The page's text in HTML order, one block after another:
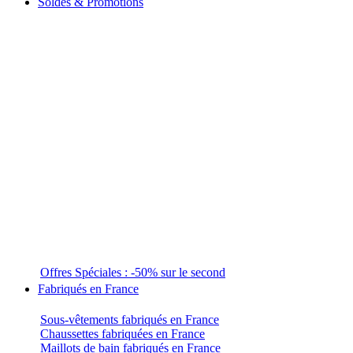
Offres Spéciales : -50% sur le second
Fabriqués en France
Sous-vêtements fabriqués en France
Chaussettes fabriquées en France
Maillots de bain fabriqués en France